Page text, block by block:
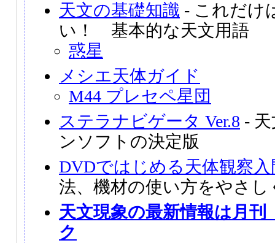
天文の基礎知識 - これだけ
い！ 基本的な天文用語
惑星
メシエ天体ガイド
M44 プレセペ星団
ステラナビゲータ Ver.8 -
ンソフトの決定版
DVDではじめる天体観察入
法、機材の使い方をやさし
天文現象の最新情報は月
ク